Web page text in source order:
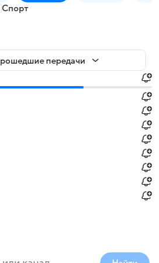
Спорт
передачи